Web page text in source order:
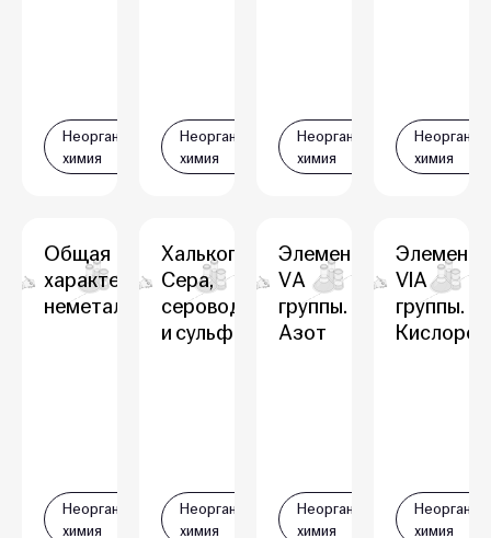
Неорганическая
химия
Неорганическая
химия
Неорганическая
химия
химия
Общая
характеристика
неметаллов
Неорганическая
химия
Халькогены.
Сера,
сероводород
и сульфиды
Неорганическая
химия
Элементы
VА
группы.
Азот
Неорганическая
химия
Элементы
VIА
группы.
Кислород
химия